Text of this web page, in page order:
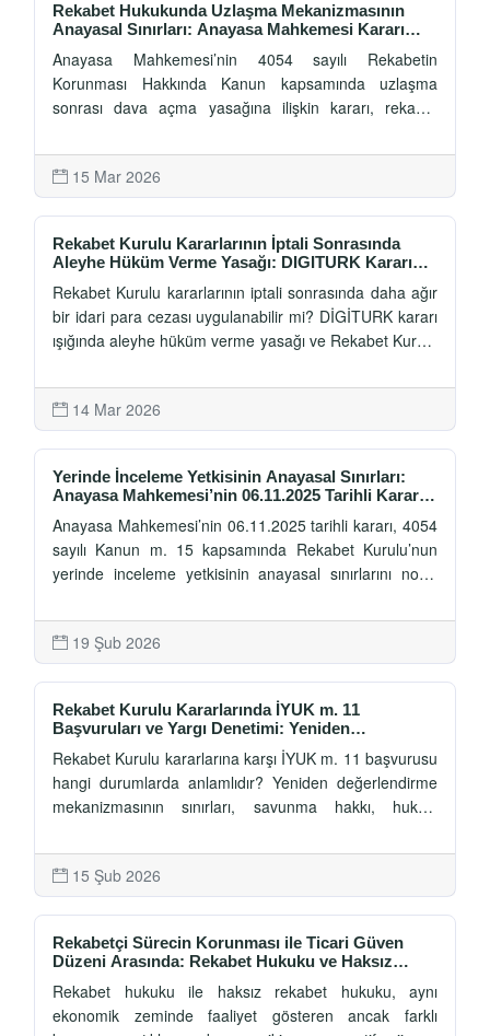
sonuçlar incelenmektedir.
Rekabet Hukukunda Uzlaşma Mekanizmasının
Anayasal Sınırları: Anayasa Mahkemesi Kararı
Anayasa Mahkemesi’nin 4054 sayılı Rekabetin
Korunması Hakkında Kanun kapsamında uzlaşma
sonrası dava açma yasağına ilişkin kararı, rekabet
sınırlarını önemli ölçüde açıklığa kavuşturmuştur. Bu
yazıda söz konusu kararın kapsamı, mahkemeye erişim
hakkı bakımından yapılan değerlendirmeler ve rekabet
15 Mar 2026
Rekabet Kurulu Kararlarının İptali Sonrasında
Aleyhe Hüküm Verme Yasağı: DIGITURK Kararı
Rekabet Kurulu kararlarının iptali sonrasında daha ağır
bir idari para cezası uygulanabilir mi? DİGİTURK kararı
ışığında aleyhe hüküm verme yasağı ve Rekabet Kurulu
14 Mar 2026
Yerinde İnceleme Yetkisinin Anayasal Sınırları:
Anayasa Mahkemesi’nin 06.11.2025 Tarihli Kararı
Anayasa Mahkemesi’nin 06.11.2025 tarihli kararı, 4054
sayılı Kanun m. 15 kapsamında Rekabet Kurulu’nun
yerinde inceleme yetkisinin anayasal sınırlarını norm
çoğunluk ve karşı oy gerekçelerini analiz ederek konut
dokunulmazlığı, belirlilik ilkesi ve hâkim güvencesi
tartışmalarını sistematik biçimde değerlendirmektedir.
19 Şub 2026
Rekabet Kurulu Kararlarında İYUK m. 11
Başvuruları ve Yargı Denetimi: Yeniden
Değerlendirme Mekanizmasının Sınırları ve Usul
Güvenceleri
Rekabet Kurulu kararlarına karşı İYUK m. 11 başvurusu
hangi durumlarda anlamlıdır? Yeniden değerlendirme
mekanizmasının sınırları, savunma hakkı, hukuki
analiz.
15 Şub 2026
Rekabetçi Sürecin Korunması ile Ticari Güven
Düzeni Arasında: Rekabet Hukuku ve Haksız
Rekabet hukuku ile haksız rekabet hukuku, aynı
ekonomik zeminde faaliyet gösteren ancak farklı